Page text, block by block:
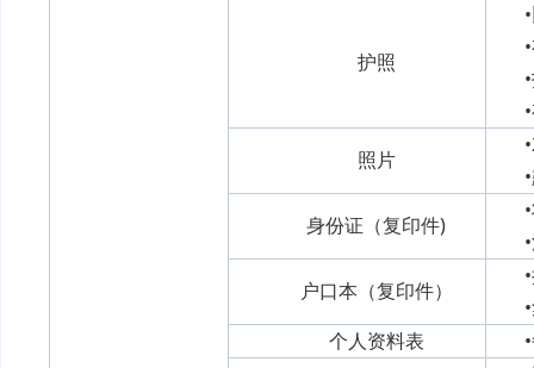
护照
照片
身份证（复印件)
户口本（复印件）
个人资料表